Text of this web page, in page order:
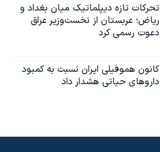
تحرکات تازه دیپلماتیک میان بغداد و
ریاض؛ عربستان از نخست‌وزیر عراق
دعوت رسمی کرد
کانون هموفیلی ایران نسبت به کمبود
داروهای حیاتی هشدار داد